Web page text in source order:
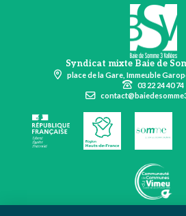
Syndicat mixte Baie de
place de la Gare, Immeuble
03 22 24 40 74